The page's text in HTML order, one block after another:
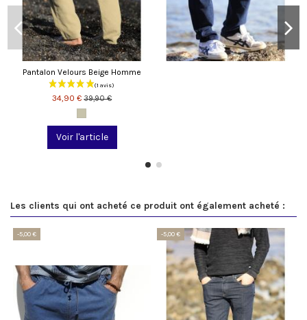
Pantalon Velours Beige Homme
34,90 €39,90 €
Voir l'article
Les clients qui ont acheté ce produit ont également acheté :
-5,00 € -5,00 €